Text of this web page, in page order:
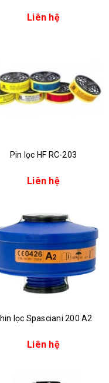
Liên hệ
Pin lọc HF RC-203
Liên hệ
lọc Spasciani 200 A2
Liên hệ